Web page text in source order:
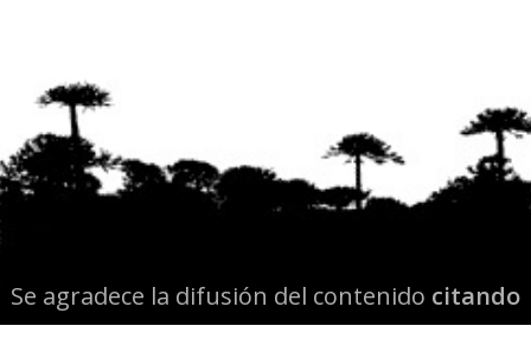
Se agradece la difusión del contenido citando
la fuente www.mapuexpress.org